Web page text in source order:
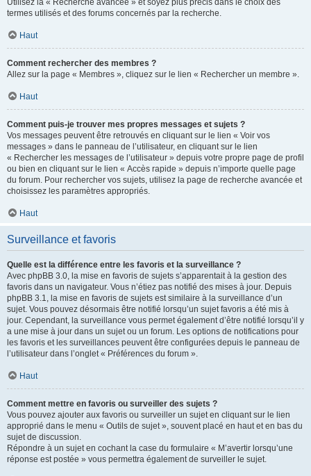
Utilisez la « Recherche avancée » et soyez plus précis dans le choix des
termes utilisés et des forums concernés par la recherche.
Haut
Comment rechercher des membres ?
Allez sur la page « Membres », cliquez sur le lien « Rechercher un membre ».
Haut
Comment puis-je trouver mes propres messages et sujets ?
Vos messages peuvent être retrouvés en cliquant sur le lien « Voir vos
messages » dans le panneau de l’utilisateur, en cliquant sur le lien
« Rechercher les messages de l’utilisateur » depuis votre propre page de profil
ou bien en cliquant sur le lien « Accès rapide » depuis n’importe quelle page
du forum. Pour rechercher vos sujets, utilisez la page de recherche avancée et
choisissez les paramètres appropriés.
Haut
Surveillance et favoris
Quelle est la différence entre les favoris et la surveillance ?
Avec phpBB 3.0, la mise en favoris de sujets s’apparentait à la gestion des
favoris dans un navigateur. Vous n’étiez pas notifié des mises à jour. Depuis
phpBB 3.1, la mise en favoris de sujets est similaire à la surveillance d’un
sujet. Vous pouvez désormais être notifié lorsqu’un sujet favoris a été mis à
jour. Cependant, la surveillance vous permet également d’être notifié lorsqu’il y
a une mise à jour dans un sujet ou un forum. Les options de notifications pour
les favoris et les surveillances peuvent être configurées depuis le panneau de
l’utilisateur dans l’onglet « Préférences du forum ».
Haut
Comment mettre en favoris ou surveiller des sujets ?
Vous pouvez ajouter aux favoris ou surveiller un sujet en cliquant sur le lien
approprié dans le menu « Outils de sujet », souvent placé en haut et en bas du
sujet de discussion.
Répondre à un sujet en cochant la case du formulaire « M’avertir lorsqu’une
réponse est postée » vous permettra également de surveiller le sujet.